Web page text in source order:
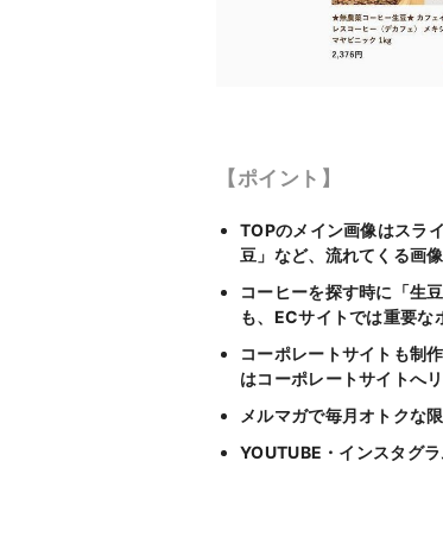
【ポイント】
TOPのメイン画像はスラ
豆」など、流れてくる画
コーヒーを探す時に「生
も、ECサイトでは重要な
コーポレートサイトも制
はコーポレートサイトへ
メルマガで毎月オトクな
YOUTUBE・インスタグ